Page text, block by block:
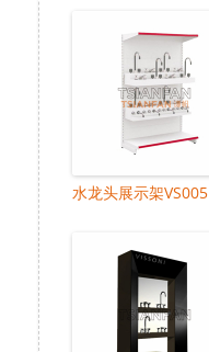
水龙头展示架VS005